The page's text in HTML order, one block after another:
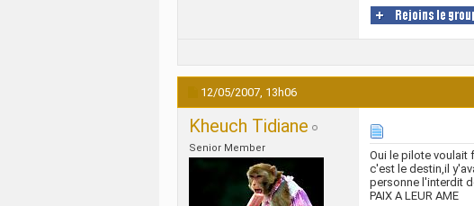
12/05/2007, 13h06
Kheuch Tidiane
Senior Member
Oui le pilote voulait
c'est le destin,il
personne l'interdit
PAIX A LEUR AME